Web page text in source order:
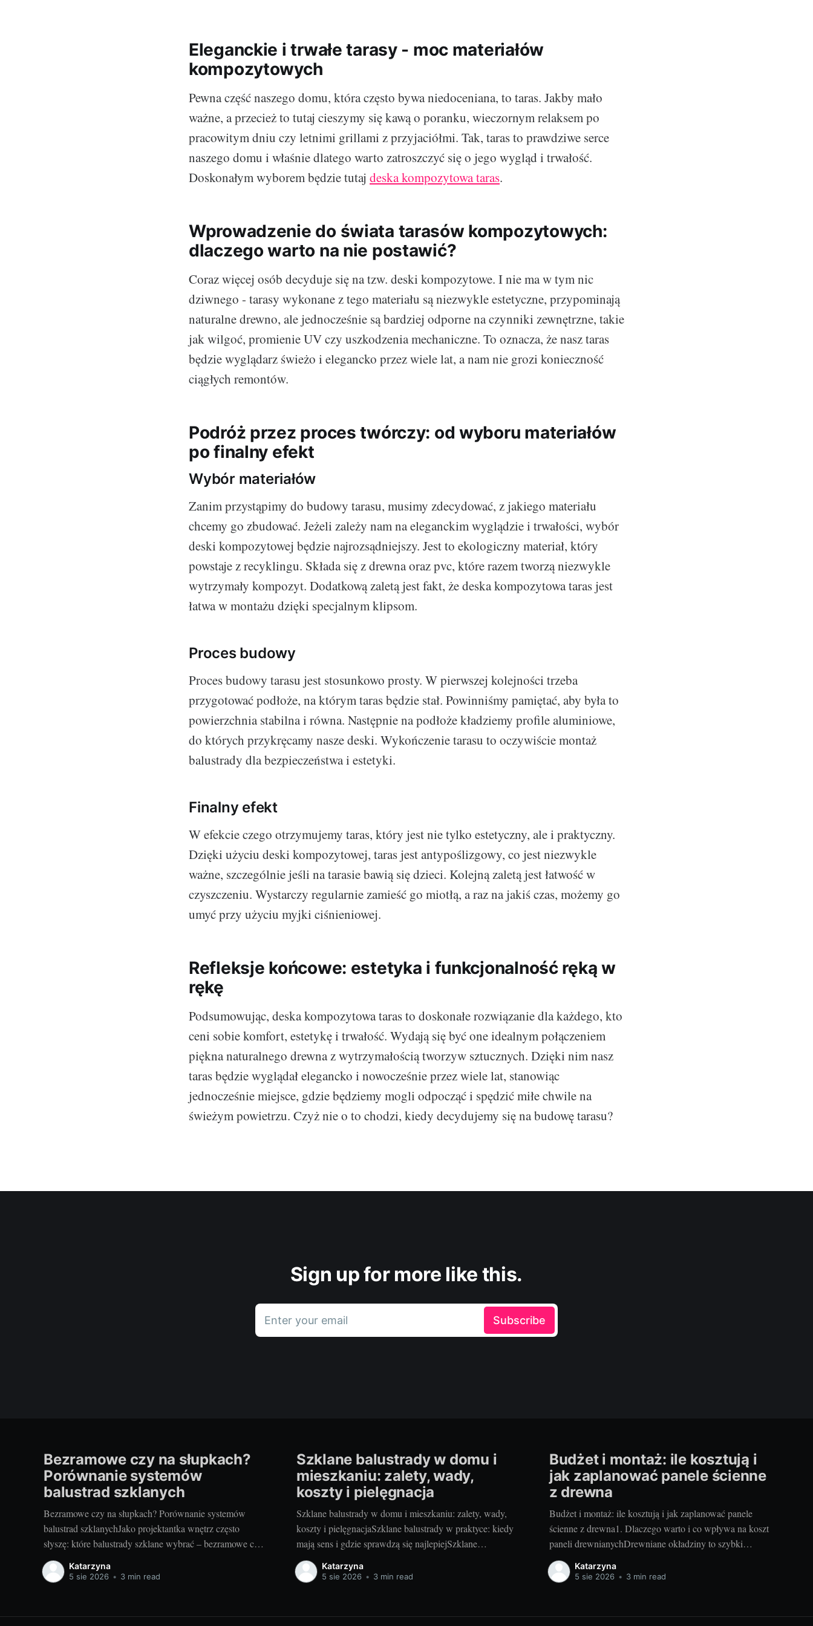
Eleganckie i trwałe tarasy - moc materiałów
kompozytowych
Pewna część naszego domu, która często bywa niedoceniana, to taras. Jakby mało
ważne, a przecież to tutaj cieszymy się kawą o poranku, wieczornym relaksem po
pracowitym dniu czy letnimi grillami z przyjaciółmi. Tak, taras to prawdziwe serce
naszego domu i właśnie dlatego warto zatroszczyć się o jego wygląd i trwałość.
Doskonałym wyborem będzie tutaj deska kompozytowa taras.
Wprowadzenie do świata tarasów kompozytowych:
dlaczego warto na nie postawić?
Coraz więcej osób decyduje się na tzw. deski kompozytowe. I nie ma w tym nic
dziwnego - tarasy wykonane z tego materiału są niezwykle estetyczne, przypominają
naturalne drewno, ale jednocześnie są bardziej odporne na czynniki zewnętrzne, takie
jak wilgoć, promienie UV czy uszkodzenia mechaniczne. To oznacza, że nasz taras
będzie wyglądarz świeżo i elegancko przez wiele lat, a nam nie grozi konieczność
ciągłych remontów.
Podróż przez proces twórczy: od wyboru materiałów
po finalny efekt
Wybór materiałów
Zanim przystąpimy do budowy tarasu, musimy zdecydować, z jakiego materiału
chcemy go zbudować. Jeżeli zależy nam na eleganckim wyglądzie i trwałości, wybór
deski kompozytowej będzie najrozsądniejszy. Jest to ekologiczny materiał, który
powstaje z recyklingu. Składa się z drewna oraz pvc, które razem tworzą niezwykle
wytrzymały kompozyt. Dodatkową zaletą jest fakt, że deska kompozytowa taras jest
łatwa w montażu dzięki specjalnym klipsom.
Proces budowy
Proces budowy tarasu jest stosunkowo prosty. W pierwszej kolejności trzeba
przygotować podłoże, na którym taras będzie stał. Powinniśmy pamiętać, aby była to
powierzchnia stabilna i równa. Następnie na podłoże kładziemy profile aluminiowe,
do których przykręcamy nasze deski. Wykończenie tarasu to oczywiście montaż
balustrady dla bezpieczeństwa i estetyki.
Finalny efekt
W efekcie czego otrzymujemy taras, który jest nie tylko estetyczny, ale i praktyczny.
Dzięki użyciu deski kompozytowej, taras jest antypoślizgowy, co jest niezwykle
ważne, szczególnie jeśli na tarasie bawią się dzieci. Kolejną zaletą jest łatwość w
czyszczeniu. Wystarczy regularnie zamieść go miotłą, a raz na jakiś czas, możemy go
umyć przy użyciu myjki ciśnieniowej.
Refleksje końcowe: estetyka i funkcjonalność ręką w
rękę
Podsumowując, deska kompozytowa taras to doskonałe rozwiązanie dla każdego, kto
ceni sobie komfort, estetykę i trwałość. Wydają się być one idealnym połączeniem
piękna naturalnego drewna z wytrzymałością tworzyw sztucznych. Dzięki nim nasz
taras będzie wyglądał elegancko i nowocześnie przez wiele lat, stanowiąc
jednocześnie miejsce, gdzie będziemy mogli odpocząć i spędzić miłe chwile na
świeżym powietrzu. Czyż nie o to chodzi, kiedy decydujemy się na budowę tarasu?
Sign up for more like this.
Enter your email Subscribe
Bezramowe czy na słupkach?
Porównanie systemów
balustrad szklanych
Bezramowe czy na słupkach? Porównanie systemów
balustrad szklanychJako projektantka wnętrz często
słyszę: które balustrady szklane wybrać – bezramowe czy
na słupkach? Oba systemy potrafią wyglądać zjawiskowo
i podnieść wartość nieruchomości, ale różnią się
w domach, mieszkaniach i obiektach usługowych. Czym
Katarzyna
5 sie 2026 • 3 min read
Szklane balustrady w domu i
mieszkaniu: zalety, wady,
koszty i pielęgnacja
Szklane balustrady w domu i mieszkaniu: zalety, wady,
koszty i pielęgnacjaSzklane balustrady w praktyce: kiedy
mają sens i gdzie sprawdzą się najlepiejSzklane
balustrady to sposób na więcej światła, lekkości i
nowoczesności bez rezygnacji z bezpieczeństwa. Lubię je
Katarzyna
5 sie 2026 • 3 min read
Budżet i montaż: ile kosztują i
jak zaplanować panele ścienne
z drewna
Budżet i montaż: ile kosztują i jak zaplanować panele
ścienne z drewna1. Dlaczego warto i co wpływa na koszt
paneli drewnianychDrewniane okładziny to szybki
sposób na ocieplenie wnętrza, poprawę akustyki i
podniesienie wartości nieruchomości. Szczególnie gdy
usłojenie, które trudno
Katarzyna
5 sie 2026 • 3 min read